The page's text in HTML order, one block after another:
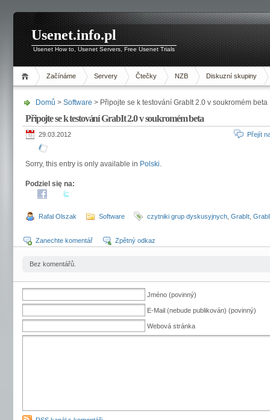
Usenet.info.pl
Usenet How to, Usenet Servers, Free Usenet Trials
Začínáme Servery Čtečky NZB Diskuzní skupiny
Domů > Software > Připojte se k testování GrabIt 2.0 v soukromém beta
Připojte se k testování GrabIt 2.0 v soukromém beta
29.03.2012 Přejít
Sorry, this entry is only available in Polski.
Podziel się na:
Rafal Olszak Software czytniki grup dyskusyjnych GrabIt
Zanechte komentář Zpětný odkaz
Bez komentářů.
Jméno (povinný)
E-Mail (nebude publikován) (povinný)
Webová stránka